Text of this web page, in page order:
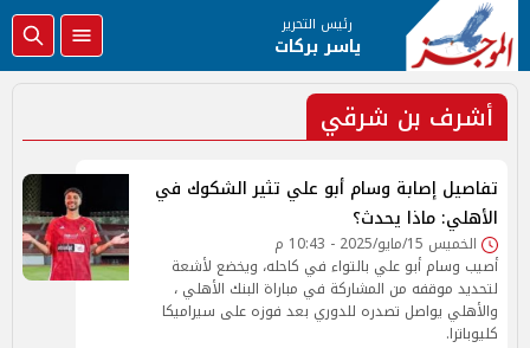
رئيس التحرير
ياسر بركات
أشرف بن شرقي
تفاصيل إصابة وسام أبو علي تثير الشكوك في
الأهلي: ماذا يحدث؟
الخميس 15/مايو/2025 - 10:43 م
أصيب وسام أبو علي بالتواء في كاحله، ويخضع لأشعة
لتحديد موقفه من المشاركة في مباراة البنك الأهلي ،
والأهلي يواصل تصدره للدوري بعد فوزه على سيراميكا
كليوباترا.